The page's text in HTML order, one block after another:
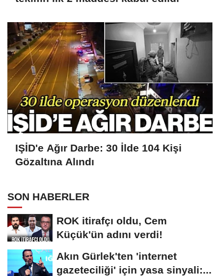
IŞİD'e Ağır Darbe: 30 İlde 104 Kişi
Gözaltına Alındı
SON HABERLER
ROK itirafçı oldu, Cem
Küçük'ün adını verdi!
Akın Gürlek'ten 'internet
gazeteciliği' için yasa sinyali:...